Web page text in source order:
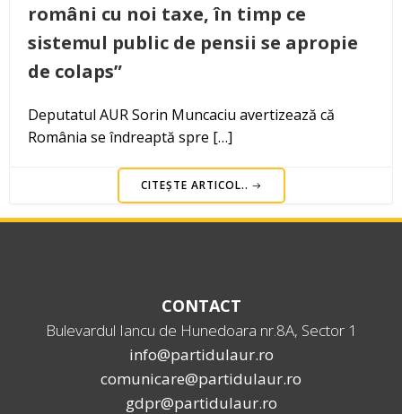
români cu noi taxe, în timp ce
sistemul public de pensii se apropie
de colaps”
Deputatul AUR Sorin Muncaciu avertizează că
România se îndreaptă spre […]
CITEȘTE ARTICOL..
CONTACT
Bulevardul Iancu de Hunedoara nr.8A, Sector 1
info@partidulaur.ro
comunicare@partidulaur.ro
gdpr@partidulaur.ro